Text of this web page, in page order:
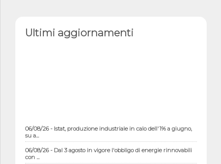
Ultimi aggiornamenti
06/08/26 - Istat, produzione industriale in calo dell'1% a giugno,
su a...
06/08/26 - Dal 3 agosto in vigore l'obbligo di energie rinnovabili
con ...